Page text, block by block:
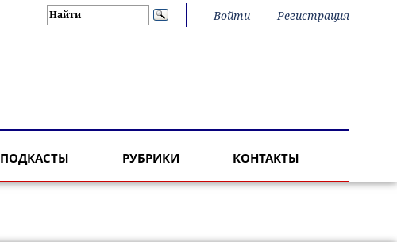
Войти Регистрация
ПОДКАСТЫ РУБРИКИ КОНТАКТЫ